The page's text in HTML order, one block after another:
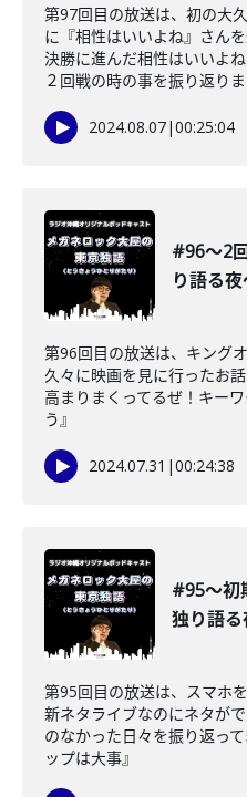
第97回目の放送は、初の大
に『相性はいいよね』さん
決勝に進んだ相性はいいよ
２回戦の時の事を振り返り
2024.08.07|00:25:04
#96〜2
り語る
第96回目の放送は、キング
久々に映画を見に行ったお
高まりまくってるぜ！キー
う』
2024.07.31 |00:24:38
#95〜初
独り語
第95回目の放送は、スマホ
新ネタライブなのにネタが
のなかった日々を振り返っ
ップは大事』